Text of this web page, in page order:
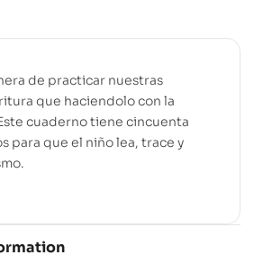
de practicar nuestras
que haciendolo con la
cuaderno tiene cincuenta
para que el niño lea, trace y